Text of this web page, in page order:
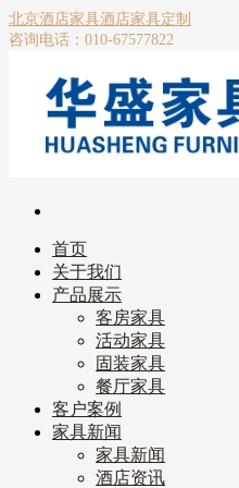
北京酒店家具酒店家具定制
咨询电话：010-67577822
首页
关于我们
产品展示
客房家具
活动家具
固装家具
餐厅家具
客户案例
家具新闻
家具新闻
酒店资讯